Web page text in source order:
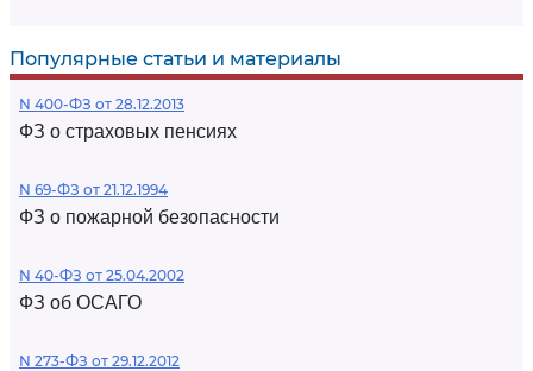
Популярные статьи и материалы
N 400-ФЗ от 28.12.2013
ФЗ о страховых пенсиях
N 69-ФЗ от 21.12.1994
ФЗ о пожарной безопасности
N 40-ФЗ от 25.04.2002
ФЗ об ОСАГО
N 273-ФЗ от 29.12.2012